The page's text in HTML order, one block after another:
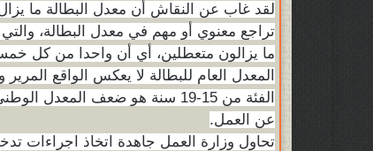
تراجع معنوي أو مهم في معدل البطالة،
ما يزالون متعطلين، أي أن واحدا من كل
المعدل العام للبطالة لا يعكس الواقع
الفئة من 15-19 سنة هو ضعف
عن العمل.
تحاول وزارة العمل جاهدة اتخاذ اجراءات